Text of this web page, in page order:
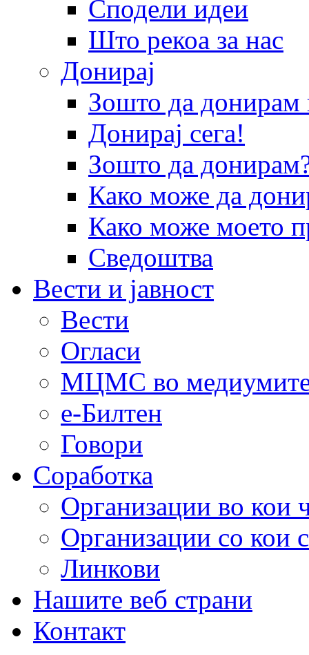
Сподели идеи
Што рекоа за нас
Донирај
Зошто да
Донирај сега!
Зошто да
Како може да
Како може моето
Сведоштва
Вести и јавност
Вести
Огласи
МЦМС во
е-Билтен
Говори
Соработка
Организации во кои
Организации со кои
Линкови
Нашите веб страни
Контакт